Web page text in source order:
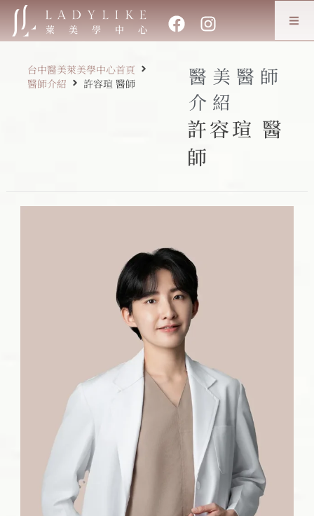
醫美醫師
介紹
許容瑄 醫
師
台中醫美萊美學中心首頁
醫師介紹
許容瑄 醫師